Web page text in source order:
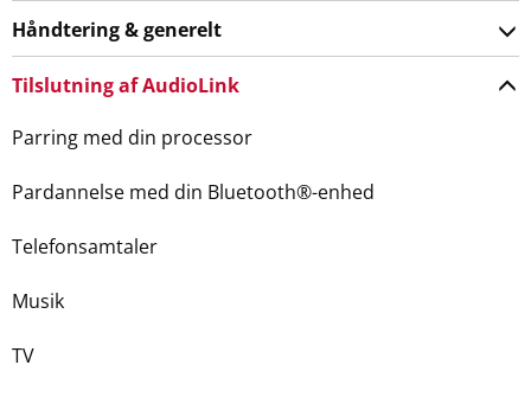
Håndtering & generelt
Tilslutning af AudioLink
Parring med din processor
Pardannelse med din Bluetooth®-enhed
Telefonsamtaler
Musik
TV